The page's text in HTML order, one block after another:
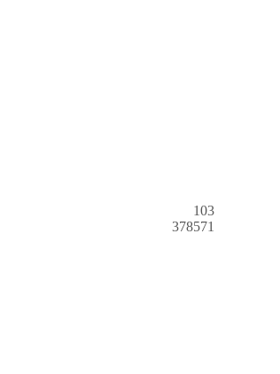
103
378571